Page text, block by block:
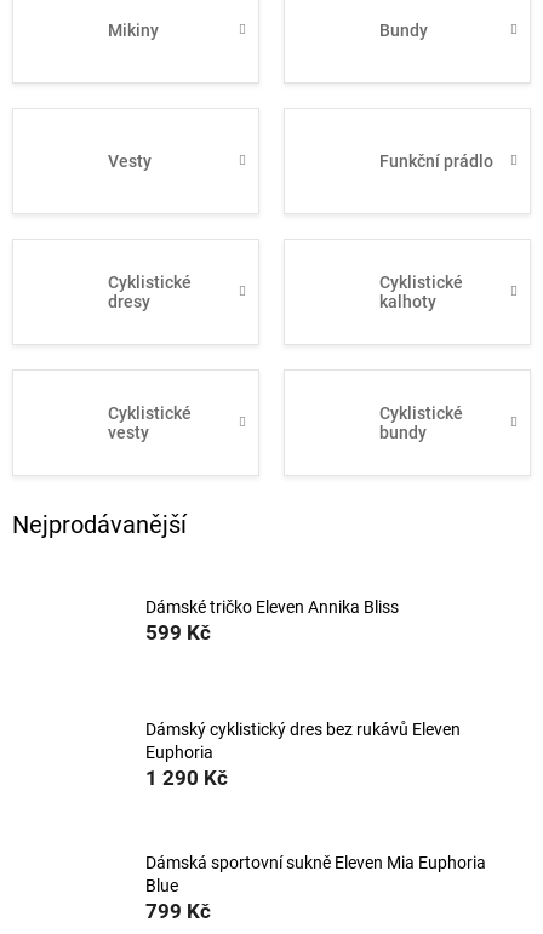
Mikiny Bundy
Vesty Funkční prádlo
Cyklistické
dresy
Cyklistické
kalhoty
Cyklistické
vesty
Cyklistické
bundy
Nejprodávanější
Dámské tričko Eleven Annika Bliss
599 Kč
Dámský cyklistický dres bez rukávů Eleven
Euphoria
1 290 Kč
Dámská sportovní sukně Eleven Mia Euphoria
Blue
799 Kč